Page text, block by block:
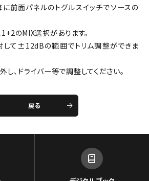
前面パネルのトグルスイッチでソースの
1+2のMIX選択があります。
して±12dBの範囲でトリム調整ができま
し、ドライバー等で調整してください。
戻る